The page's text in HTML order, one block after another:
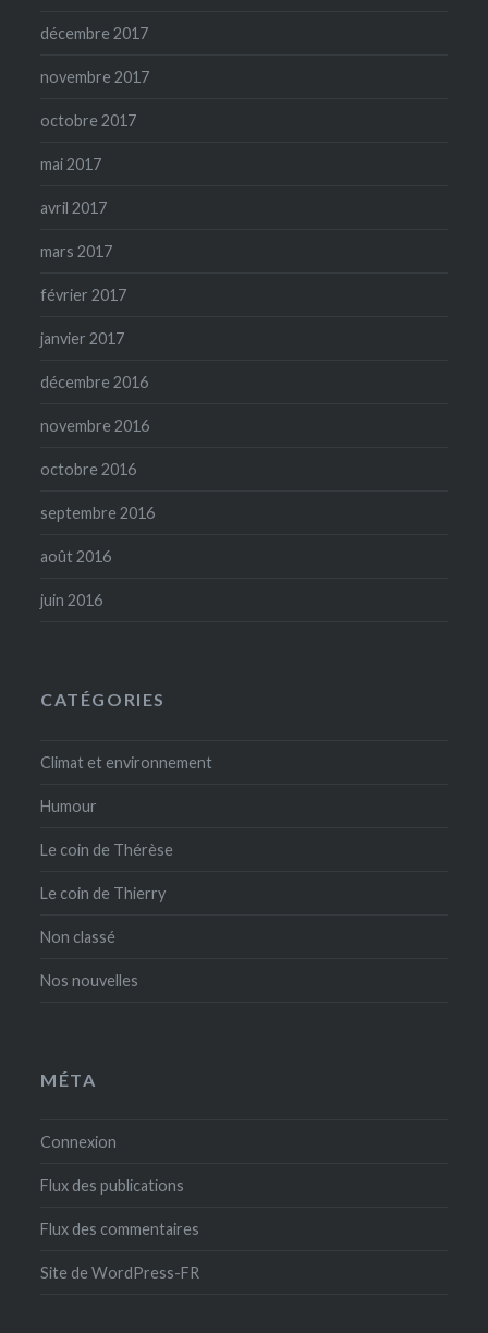
décembre 2017
novembre 2017
octobre 2017
mai 2017
avril 2017
mars 2017
février 2017
janvier 2017
décembre 2016
novembre 2016
octobre 2016
septembre 2016
août 2016
juin 2016
CATÉGORIES
Climat et environnement
Humour
Le coin de Thérèse
Le coin de Thierry
Non classé
Nos nouvelles
MÉTA
Connexion
Flux des publications
Flux des commentaires
Site de WordPress-FR